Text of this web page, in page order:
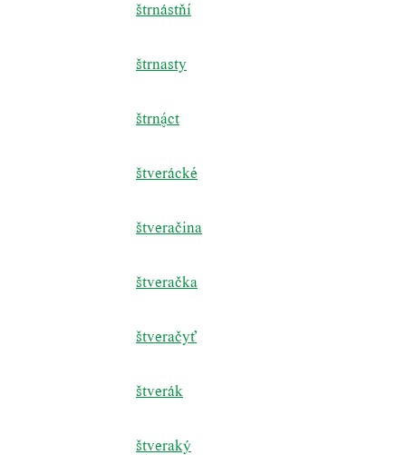
štrnástňí
štrnasty
štrnct
štverácké
štveračina
štveračka
štveračyť
štverák
štveraký